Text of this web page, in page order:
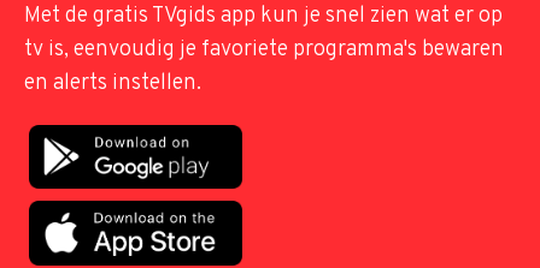
Met de gratis TVgids app kun je snel zien wat er op
tv is, eenvoudig je favoriete programma's bewaren
en alerts instellen.